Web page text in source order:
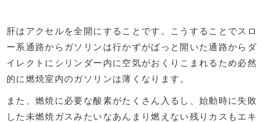
肝はアクセルを全開にすることです。こうすることでスロ
ー系通路からガソリンは行かずがばっと開いた通路からダ
イレクトにシリンダー内に空気がおくりこまれるため必然
的に燃焼室内のガソリンは薄くなります。
また、燃焼に必要な酸素がたくさん入るし、始動時に失敗
した未燃焼ガスみたいなあんまり燃えない残りカスもエキ